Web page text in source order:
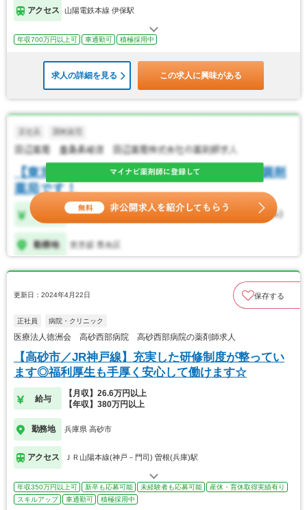
アクセス 山陽電鉄本線 伊保駅
年収700万円以上可 車通勤可 積極採用中
求人の詳細を見る この求人に興味がある
更新日：2024年4月22日 保存する
正社員 病院・クリニック
医療法人徳洲会 高砂西部病院 高砂西部病院の薬剤師求人
【高砂市／JR神戸線】充実した研修制度が整ってい
ます◎福利厚生も手厚く安心して働けます☆
給与
【月収】26.6万円以上
【年収】380万円以上
勤務地 兵庫県 高砂市
アクセス ＪＲ山陽本線(神戸－門司) 曽根(兵庫)駅
年収350万円以上可 新卒も応募可能 未経験者も応募可能
産休・育休取得実績有り
スキルアップ
車通勤可 積極採用中